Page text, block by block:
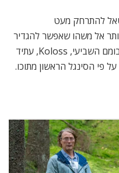
להתרחק מעט
אל משהו שאפשר להגדיר
כאמנותי, גם אם הוא מעט פרינג’י. אלבומם השביעי, Koloss, עתיד
פי הסינגל הראשון מתוכו.